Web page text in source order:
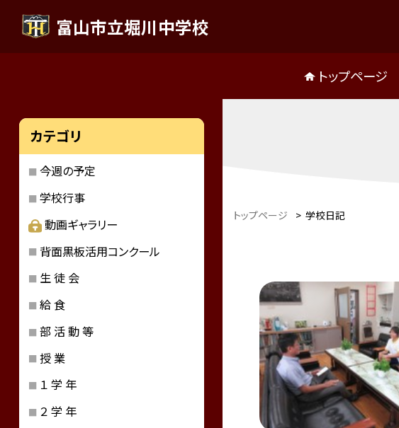
富山市立堀川中学校
トップページ
トップページ > 学校日記
カテゴリ
今週の予定
学校行事
動画ギャラリー
背面黒板活用コンクール
生 徒 会
給 食
部 活 動 等
授 業
１ 学 年
２ 学 年